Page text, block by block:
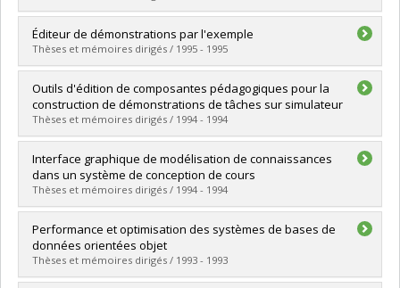
Lien vers le document dans Papyrus
Graduate :Djamen, Jean-Yves
Cycle : Doctoral
Grade :Ph. D.
Éditeur de démonstrations par l'exemple
Thèses et mémoires dirigés / 1995 - 1995
Graduate :Abadie, Christophe
Cycle :Master's
Grade :M. Sc.
Lien vers le document dans Papyrus
Outils d'édition de composantes pédagogiques pour la
construction de démonstrations de tâches sur simulateur
Thèses et mémoires dirigés / 1994 - 1994
Graduate :Quirion, Luc
Cycle :Master's
Grade :M. Sc.
Lien vers le document dans Papyrus
Interface graphique de modélisation de connaissances
dans un système de conception de cours
Thèses et mémoires dirigés / 1994 - 1994
Graduate :Kengne, Anatole
Cycle :Master's
Grade :M. Sc.
Lien vers le document dans Papyrus
Performance et optimisation des systèmes de bases de
données orientées objet
Thèses et mémoires dirigés / 1993 - 1993